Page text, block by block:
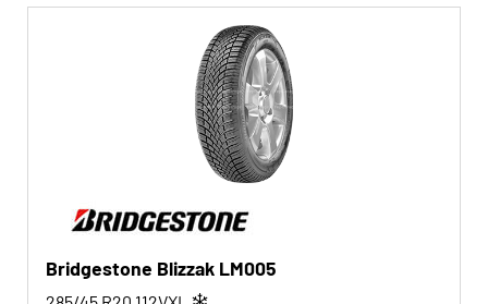
Bridgestone Blizzak LM005